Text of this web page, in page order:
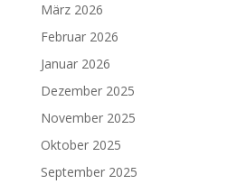
März 2026
Februar 2026
Januar 2026
Dezember 2025
November 2025
Oktober 2025
September 2025